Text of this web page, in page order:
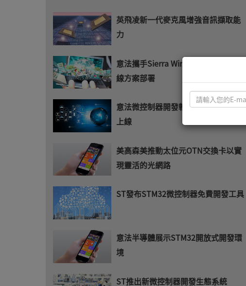
英飛凌新一代麥克風增強音訊擷取能
力
意法攜手Sierra Wireless加速物聯網連
線方案部署
意法微控制器開發軟體於GitHub正式
上線
美高森美推動太位元OTN交換卡以實
現靈活的光網路
ST發布STM32微控制器免費開發工具
意法半導體展示STM32開放式開發環
境
ST推出新微控制器開發生態系統